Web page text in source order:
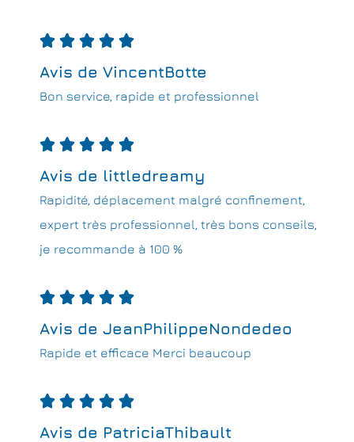
    
Avis de VincentBotte
Bon service, rapide et professionnel
    
Avis de littledreamy
Rapidité, déplacement malgré confinement,
expert très professionnel, très bons conseils,
je recommande à 100 %
    
Avis de JeanPhilippeNondedeo
Rapide et efficace Merci beaucoup
    
Avis de PatriciaThibault